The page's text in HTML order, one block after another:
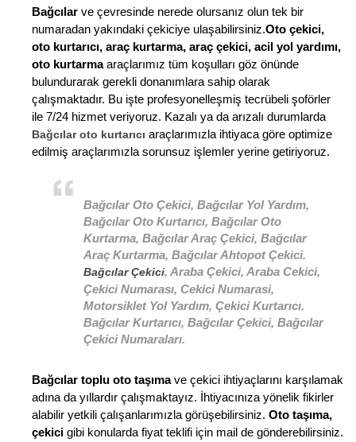
Bağcılar ve çevresinde nerede olursanız olun tek bir
numaradan yakındaki çekiciye ulaşabilirsiniz.Oto çekici,
oto kurtarıcı, araç kurtarma, araç çekici, acil yol yardımı,
oto kurtarmaaraçlarımız tüm koşulları göz önünde
bulundurarak gerekli donanımlara sahip olarak
çalışmaktadır. Bu işte profesyonelleşmiş tecrübeli şoförler
ile 7/24 hizmet veriyoruz. Kazalı ya da arızalı durumlarda
Bağcılar oto kurtarıcı araçlarımızla ihtiyaca göre optimize
edilmiş araçlarımızla sorunsuz işlemler yerine getiriyoruz.
Bağcılar Oto Çekici, Bağcılar Yol Yardım,
Bağcılar Oto Kurtarıcı, Bağcılar Oto
Kurtarma, Bağcılar Araç Çekici, Bağcılar
Araç Kurtarma, Bağcılar Ahtopot Çekici.
Bağcılar Çekici, Araba Çekici, Araba Cekici,
Çekici Numarası, Cekici Numarasi,
Motorsiklet Yol Yardım, Çekici Kurtarıcı.
Bağcılar Kurtarıcı, Bağcılar Çekici, Bağcılar
Çekici Numaraları.
Bağcılar toplu oto taşımave çekici ihtiyaçlarını karşılamak
adına da yıllardır çalışmaktayız. İhtiyacınıza yönelik fikirler
alabilir yetkili çalışanlarımızla görüşebilirsiniz. Oto taşıma,
çekici gibi konularda fiyat teklifi için mail de gönderebilirsiniz.